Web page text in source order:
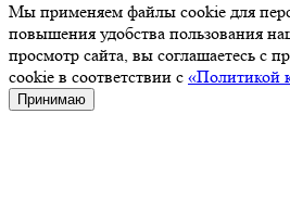
Мы применяем файлы cookie для
повышения удобства пользования
просмотр сайта, вы соглашаетесь с
cookie в соответствии с «Политикой
Принимаю